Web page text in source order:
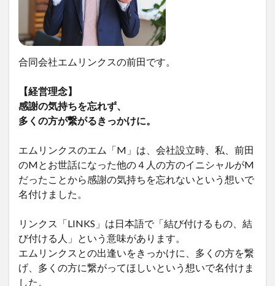
合同会社エムリンクスの前田です。
【経営理念】
感謝の気持ちを忘れず、
多くの方が繋がるきっかけに。
エムリンクスのエム「M」は、会社設立時、私、前田
のMとお世話になった他の４人の方のイニシャルがM
だったことから感謝の気持ちを忘れないという想いで
名付けました。
リンクス「LINKS」は日本語で「結び付けるもの、結
び付ける人」という意味があります。
エムリンクスとの出逢いをきっかけに、多くの方を繋
げ、多くの方に繋がってほしいという想いで名付けま
した。